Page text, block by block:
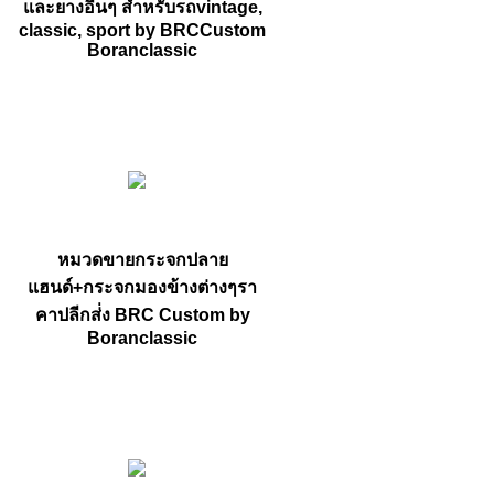
และยางอื่นๆ สำหรับรถvintage,
classic, sport by BRCCustom
Boranclassic
หมวดขายกระจกปลาย
แฮนด์+กระจกมองข้างต่างๆรา
คาปลีกส่่ง BRC Custom by
Boranclassic